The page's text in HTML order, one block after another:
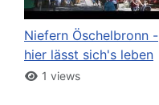
Niefern Öschelbronn -
hier lässt sich's leben
1 views